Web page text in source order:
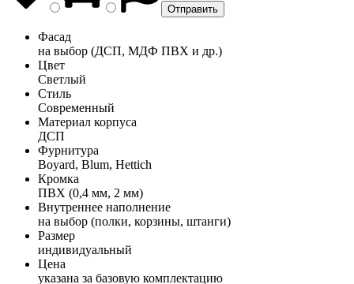
Фасад
на выбор (ДСП, МДФ ПВХ и др.)
Цвет
Светлый
Стиль
Современный
Материал корпуса
ДСП
Фурнитура
Boyard, Blum, Hettich
Кромка
ПВХ (0,4 мм, 2 мм)
Внутреннее наполнение
на выбор (полки, корзины, штанги)
Размер
индивидуальный
Цена
указана за базовую комплектацию